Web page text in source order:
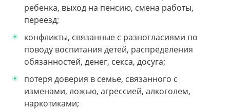
ребенка, выход на пенсию, смена работы,
переезд;
конфликты, связанные с разногласиями по
поводу воспитания детей, распределения
обязанностей, денег, секса, досуга;
потеря доверия в семье, связанного с
изменами, ложью, агрессией, алкоголем,
наркотиками;